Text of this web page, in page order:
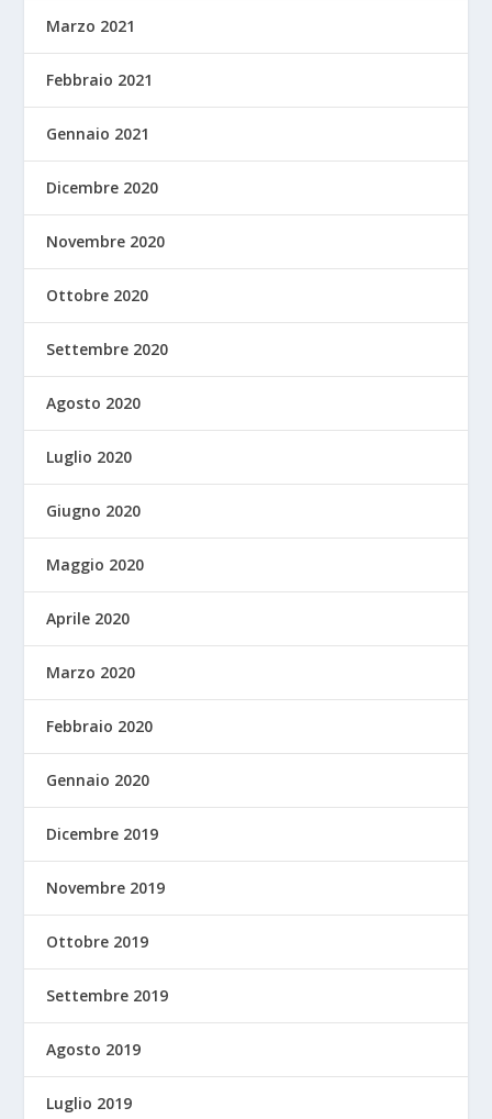
Marzo 2021
Febbraio 2021
Gennaio 2021
Dicembre 2020
Novembre 2020
Ottobre 2020
Settembre 2020
Agosto 2020
Luglio 2020
Giugno 2020
Maggio 2020
Aprile 2020
Marzo 2020
Febbraio 2020
Gennaio 2020
Dicembre 2019
Novembre 2019
Ottobre 2019
Settembre 2019
Agosto 2019
Luglio 2019